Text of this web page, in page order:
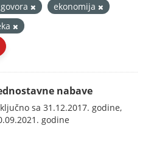
ekonomija
nabave
sa 31.12.2017. godine,
godine